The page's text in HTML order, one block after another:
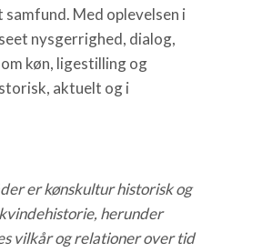
Med oplevelsen i
nysgerrighed, dialog,
køn, ligestilling og
aktuelt og i
er kønskultur historisk og
herunder
vilkår og relationer over tid